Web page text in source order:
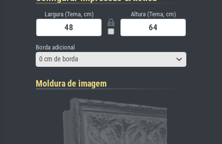
Largura (Tema, cm) Altura (Tema, cm)
Borda adicional
0 cm de borda
Moldura de imagem